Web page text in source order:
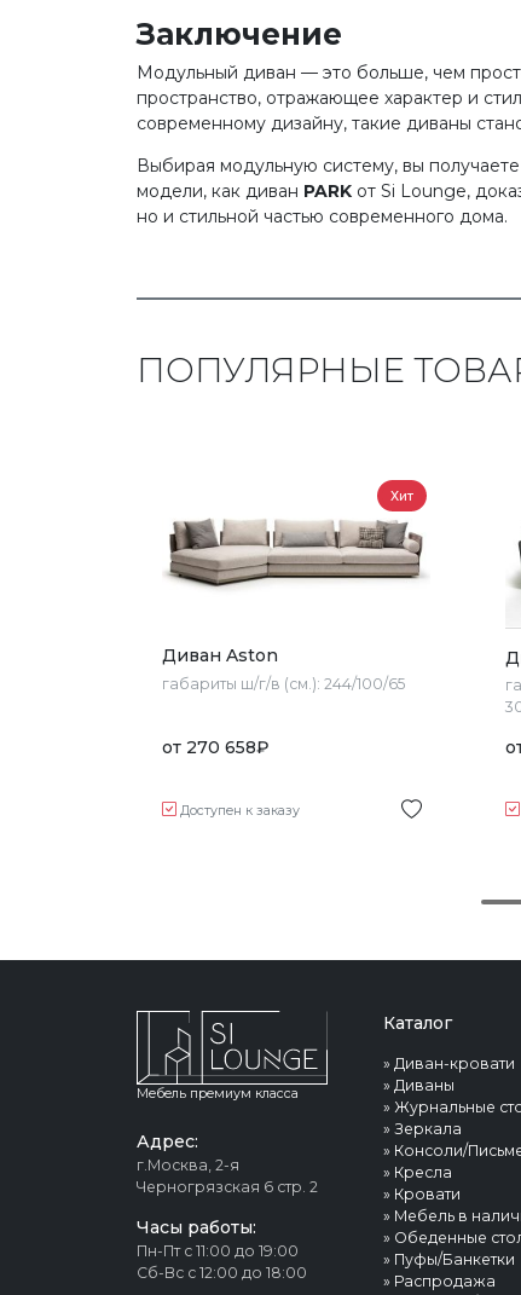
Заключение
Модульный диван — это больше, чем
пространство, отражающее характер и
современному дизайну, такие диваны
Выбирая модульную систему, вы
модели, как диван PARKот Si Lounge,
но и стильной частью современного дома.
ПОПУЛЯРНЫЕ
Хит
Диван Aston
габариты ш/г/в (см.): 244/100/65
от 270 658₽
Доступен к заказу
Мебель премиум класса
Адрес:
г.Москва, 2-я
Черногрязская 6 стр. 2
Часы работы:
Пн-Пт с 11:00 до 19:00
Сб-Вс с 12:00 до 18:00
Каталог
» Диван-кровати
» Диваны
» Журнальные
» Зеркала
» Консоли/
» Кресла
» Кровати
» Мебель в
» Обеденные
» Пуфы/Банкетки
» Распродажа